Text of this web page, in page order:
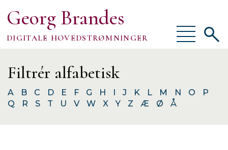
Georg Brandes
DIGITALE HOVEDSTRØMNINGER
Vis/skjul
menu
Vis/
Filtrér alfabetisk
A B C D E F G H I J K L M N O
P
Q
R S T U V W X Y Z Æ Ø Å